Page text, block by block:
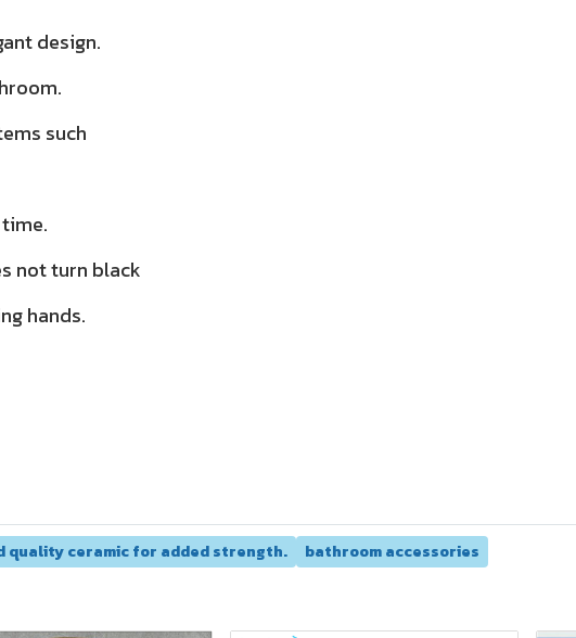
design.
such
not turn black
hands.
quality ceramic for added strength. bathroom accessories